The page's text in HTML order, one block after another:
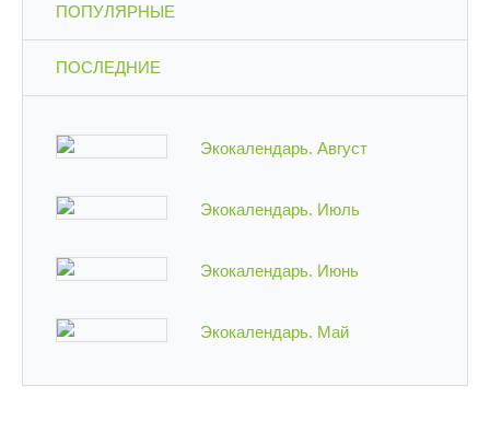
ПОПУЛЯРНЫЕ
ПОСЛЕДНИЕ
Экокалендарь. Август
Экокалендарь. Июль
Экокалендарь. Июнь
Экокалендарь. Май